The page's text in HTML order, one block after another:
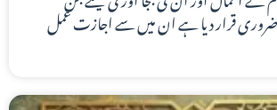
قرار دیا ہے ان میں سے اجازت عمل